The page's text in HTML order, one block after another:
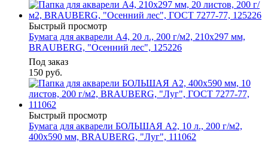
Быстрый просмотр
Бумага для акварели А4, 20 л., 200 г/м2, 210х297 мм,
BRAUBERG, "Осенний лес", 125226
Под заказ
150 руб.
Быстрый просмотр
Бумага для акварели БОЛЬШАЯ А2, 10 л., 200 г/м2,
400х590 мм, BRAUBERG, "Луг", 111062